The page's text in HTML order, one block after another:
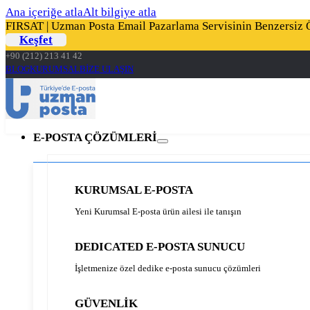
Ana içeriğe atlaAlt bilgiye atla
FIRSAT | Uzman Posta Email Pazarlama Servisinin Benzersiz
Keşfet
+90 (212) 213 41 42
BLOGKURUMSALBİZE ULAŞIN
E-POSTA ÇÖZÜMLERİ
KURUMSAL E-POSTA
Yeni Kurumsal E-posta ürün ailesi ile tanışın
DEDICATED E-POSTA SUNUCU
İşletmenize özel dedike e-posta sunucu çözümleri
GÜVENLİK